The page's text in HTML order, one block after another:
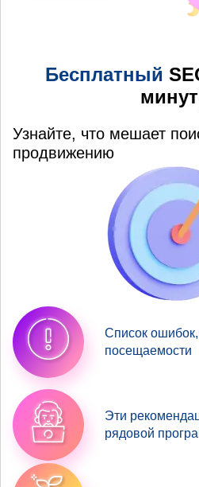
Бесплатный
Узнайте, что мешает
продвижению
Список
посещаемости
Эти
рядовой